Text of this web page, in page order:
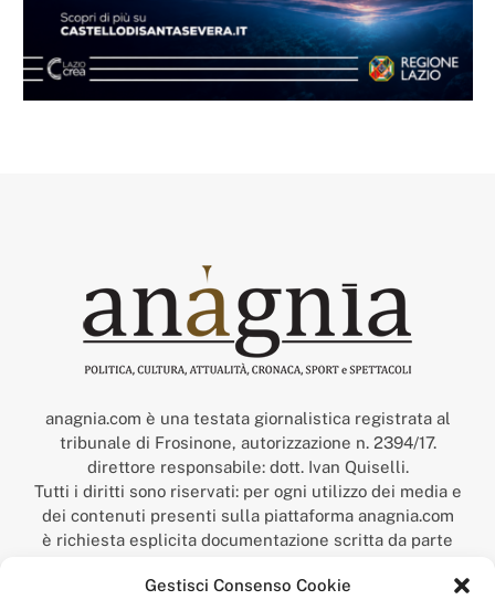
Gestisci Consenso Cookie
anagnia.com è una testata giornalistica registrata al
tribunale di Frosinone, autorizzazione n. 2394/17.
direttore responsabile: dott. Ivan Quiselli.
Tutti i diritti sono riservati: per ogni utilizzo dei media e
dei contenuti presenti sulla piattaforma anagnia.com
è richiesta esplicita documentazione scritta da parte
“Anagnia” è un marchio registrato presso l’Ufficio Italiano